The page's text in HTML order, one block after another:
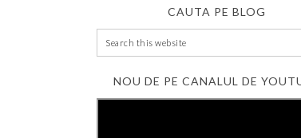
CAUTA PE BLOG
NOU DE PE CANALUL DE